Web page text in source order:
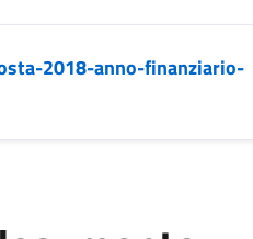
2018-anno-finanziario-